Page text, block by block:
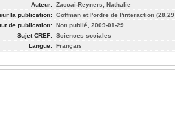
Auteur: Zaccai-Reyners, Nathalie
la publication: Goffman et l'ordre de l'interaction
de publication: Non publié, 2009-01-29
Sujet CREF: Sciences sociales
Langue: Français